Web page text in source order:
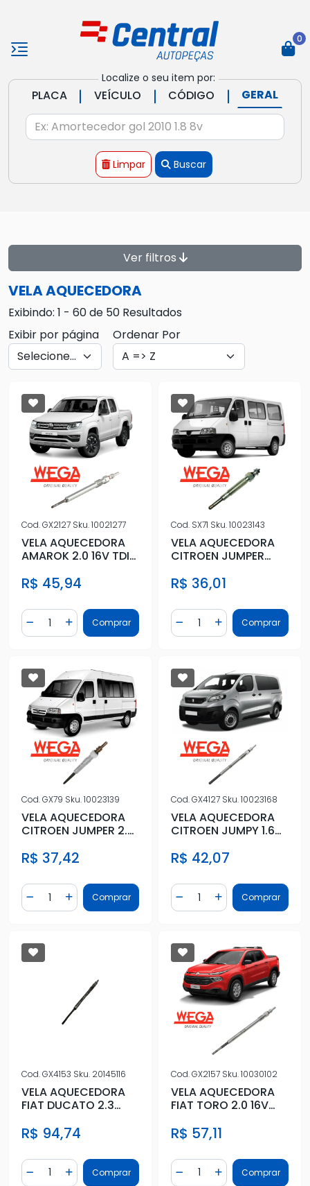
Localize o seu item por:
PLACA | VEÍCULO | CÓDIGO | GERAL
Limpar Buscar
0
Ver filtros
VELA AQUECEDORA
Exibindo: 1 - 60 de 50 Resultados
Exibir por página
Ordenar Por
Cod.GX2127 Sku.10021277
VELA AQUECEDORA
AMAROK 2.0 16V TDI
R$ 45,94
Diminuir Quantidade
Quantidade
Adicionar Quantidade
Comprar
Cod. SX71 Sku.10023143
VELA AQUECEDORA
CITROEN JUMPER
R$ 36,01
Diminuir Quantidade
Quantidade
AdicionarComprar
Cod.GX79 Sku.10023139
VELA AQUECEDORA
CITROEN JUMPER 2.8
R$ 37,42
Diminuir Quantidade
Quantidade
Adicionar Quantidade
Comprar
Cod.GX4127 Sku.10023168
VELA AQUECEDORA
CITROEN JUMPY 1.6
R$ 42,07
Diminuir Quantidade
Quantidade
AdicionarComprar
Cod.GX4153 Sku. 20145116
VELA AQUECEDORA
FIAT DUCATO 2.3
R$ 94,74
Diminuir Quantidade
Quantidade
Adicionar Quantidade
Comprar
Cod.GX2157 Sku.10030102
VELA AQUECEDORA
FIAT TORO 2.0 16V
R$ 57,11
Diminuir Quantidade
Quantidade
AdicionarComprar